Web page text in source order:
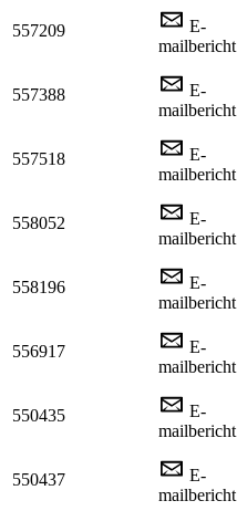
557209
E-
mailbericht
557388
E-
mailbericht
557518
E-
mailbericht
558052
E-
mailbericht
558196
E-
mailbericht
556917
E-
mailbericht
550435
E-
mailbericht
550437
E-
mailbericht